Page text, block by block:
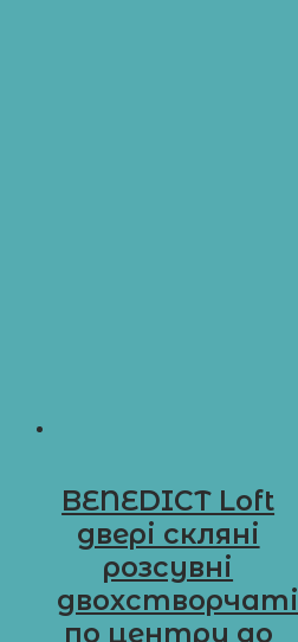
BENEDICT Loft
двері скляні
розсувні
двохстворчаті
по центру до